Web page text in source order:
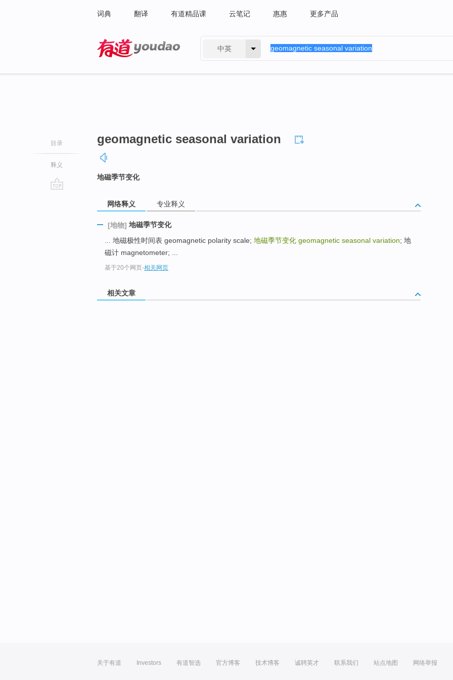
词典 翻译 有道精品课 云笔记 惠惠 更多产品
中英
目录
释义
geomagnetic seasonal variation
地磁季节变化
网络释义 专业释义
[地物] 地磁季节变化
... 地磁极性时间表 geomagnetic polarity scale; 地磁季节变化 geomagnetic seasonal variation; 地
磁计 magnetometer; ...
基于20个网页-相关网页
相关文章
关于有道 Investors 有道智选 官方博客 技术博客 诚聘英才 联系我们 站点地图 网络举报